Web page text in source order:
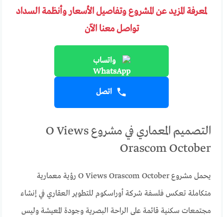
لمعرفة المزيد عن المشروع وتفاصيل الأسعار وأنظمة السداد
تواصل معنا الآن
واتساب
اتصل
التصميم المعماري في مشروع O Views
Orascom October
يحمل مشروع O Views Orascom October رؤية معمارية
متكاملة تعكس فلسفة شركة أوراسكوم للتطوير العقاري في إنشاء
مجتمعات سكنية قائمة على الراحة البصرية وجودة المعيشة وليس